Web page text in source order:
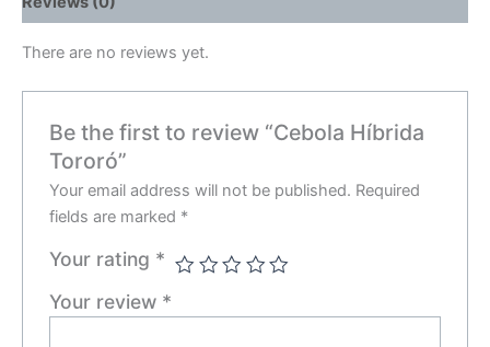
There are no reviews yet.
Be the first to review “Cebola Híbrida
Tororó”
Your email address will not be published. Required
fields are marked *
Your rating *
Your review *